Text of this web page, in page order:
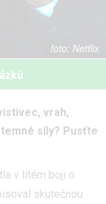
Netflix
vrah,
síly? Pusťte
v lítém boji o
skutečnou